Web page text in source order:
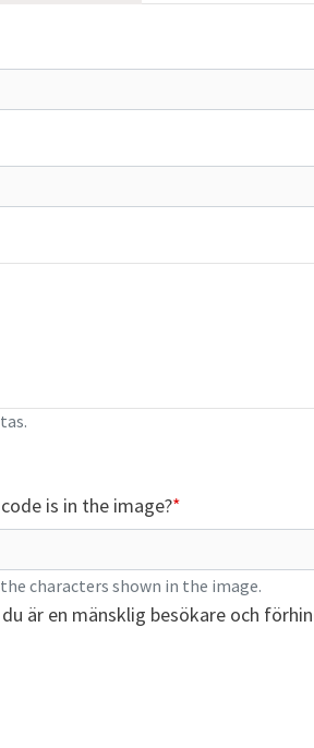
is in the image?
characters shown in the image.
är en mänsklig besökare och